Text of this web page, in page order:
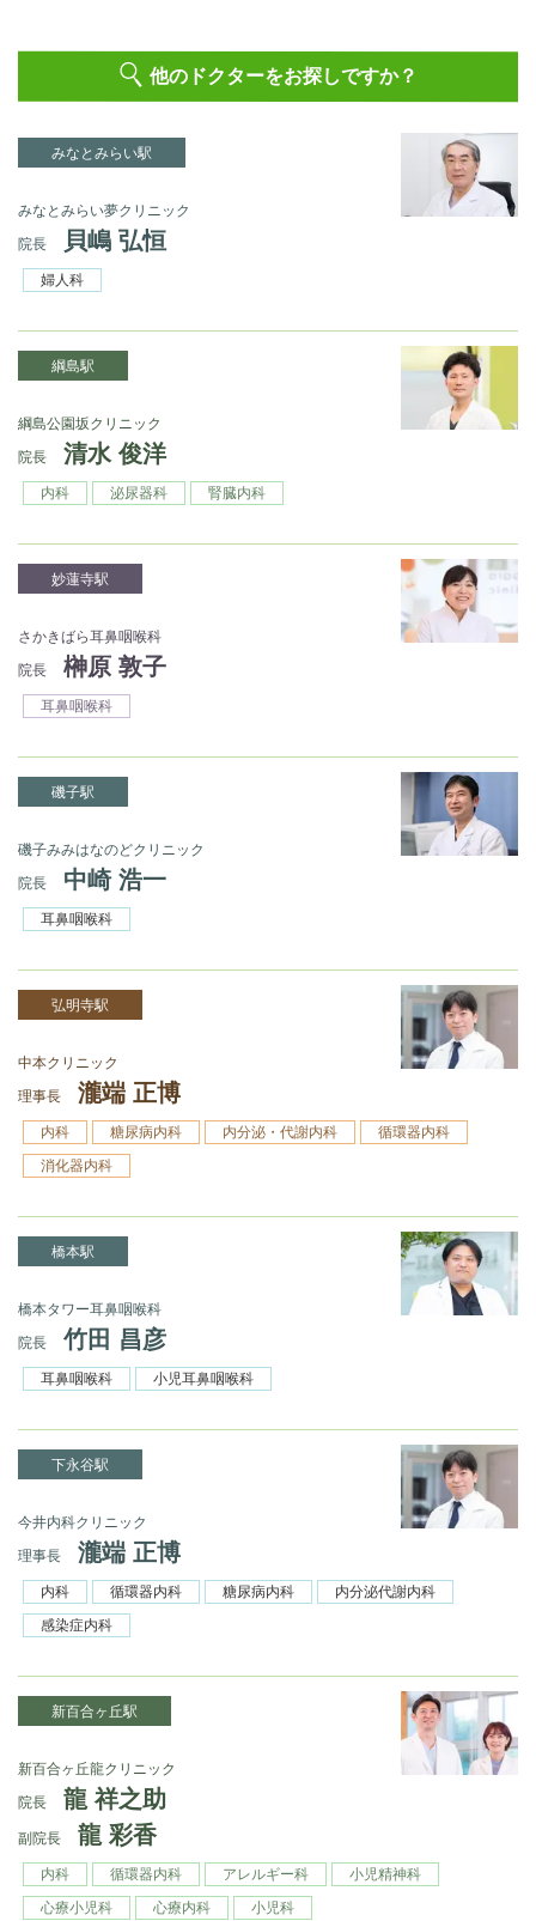
他のドクターをお探しですか？
みなとみらい駅
みなとみらい夢クリニック
院長
貝嶋 弘恒
婦人科
綱島駅
綱島公園坂クリニック
院長
清水 俊洋
内科 泌尿器科 腎臓内科
妙蓮寺駅
さかきばら耳鼻咽喉科
院長
榊󠄀原 敦子
耳鼻咽喉科
磯子駅
磯子みみはなのどクリニック
院長
中崎 浩一
耳鼻咽喉科
弘明寺駅
中本クリニック
理事長
瀧端 正博
内科 糖尿病内科 内分泌・代謝内科
循環器内科
消化器内科
橋本駅
橋本タワー耳鼻咽喉科
院長
竹田 昌彦
耳鼻咽喉科 小児耳鼻咽喉科
下永谷駅
今井内科クリニック
理事長
瀧端 正博
内科 循環器内科 糖尿病内科
内分泌代謝内科
感染症内科
新百合ヶ丘駅
新百合ヶ丘龍クリニック
院長
龍 祥之助
副院長 龍 彩香
内科 循環器内科 アレルギー科
小児精神科
心療小児科
心療内科 小児科